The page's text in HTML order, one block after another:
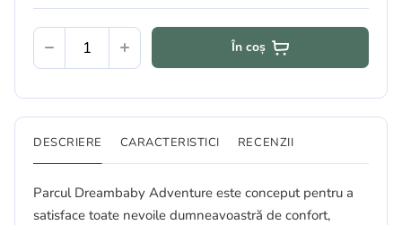
În coș
DESCRIERE CARACTERISTICI RECENZII
Parcul Dreambaby Adventure este conceput pentru a
satisface toate nevoile dumneavoastră de confort,